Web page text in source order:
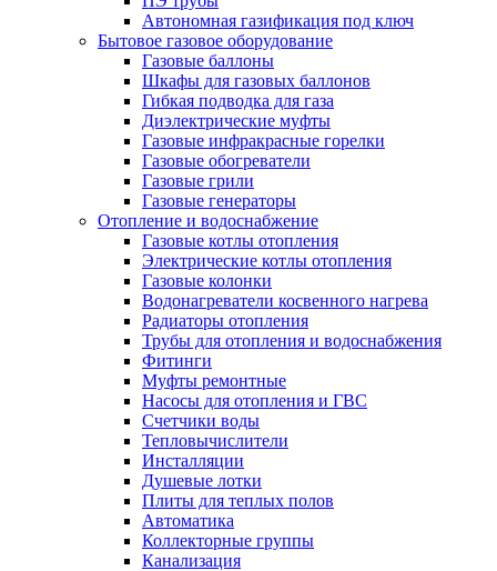
Автономная газификация под ключ
Бытовое газовое оборудование
Газовые баллоны
Шкафы для газовых баллонов
Гибкая подводка для газа
Диэлектрические муфты
Газовые инфракрасные горелки
Газовые обогреватели
Газовые грили
Газовые генераторы
Отопление и водоснабжение
Газовые котлы отопления
Электрические котлы отопления
Газовые колонки
Водонагреватели косвенного нагрева
Радиаторы отопления
Трубы для отопления и водоснабжения
Фитинги
Муфты ремонтные
Насосы для отопления и ГВС
Счетчики воды
Тепловычислители
Инсталляции
Душевые лотки
Плиты для теплых полов
Автоматика
Коллекторные группы
Канализация